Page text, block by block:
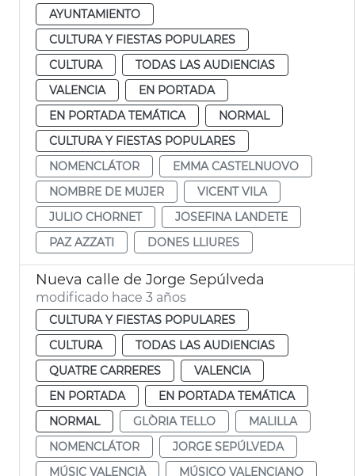
AYUNTAMIENTO
CULTURA Y FIESTAS POPULARES
CULTURA
TODAS LAS AUDIENCIAS
VALENCIA
EN PORTADA
EN PORTADA TEMÁTICA
NORMAL
CULTURA Y FIESTAS POPULARES
NOMENCLÁTOR
EMMA CASTELNUOVO
NOMBRE DE MUJER
VICENT VILA
JULIO CHORNET
JOSEFINA LANDETE
PAZ AZZATI
DONES LLIURES
Nueva calle de Jorge Sepúlveda
modificado hace 3 años
CULTURA Y FIESTAS POPULARES
CULTURA
TODAS LAS AUDIENCIAS
QUATRE CARRERES
VALENCIA
EN PORTADA
EN PORTADA TEMÁTICA
NORMAL
GLÒRIA TELLO
MALILLA
NOMENCLÁTOR
JORGE SEPÚLVEDA
MÚSIC VALENCIÀ
MÚSICO VALENCIANO